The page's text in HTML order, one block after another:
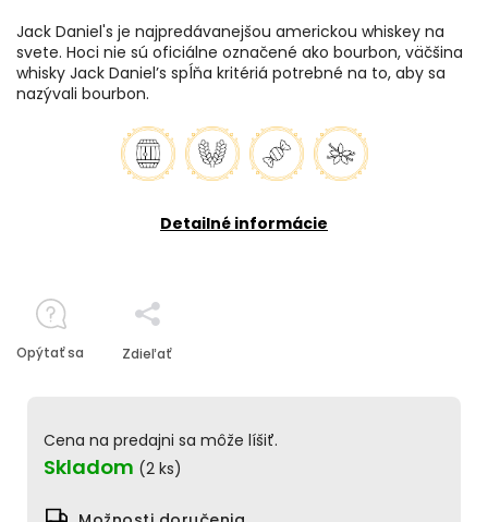
Cena na predajni sa môže líšiť.
Skladom (2 ks)
Jack Daniel's je najpredávanejšou americkou whiskey na
svete. Hoci nie sú oficiálne označené ako bourbon, väčšina
whisky Jack Daniel’s spĺňa kritériá potrebné na to, aby sa
nazývali bourbon.
Detailné informácie
Opýtať sa Zdieľať